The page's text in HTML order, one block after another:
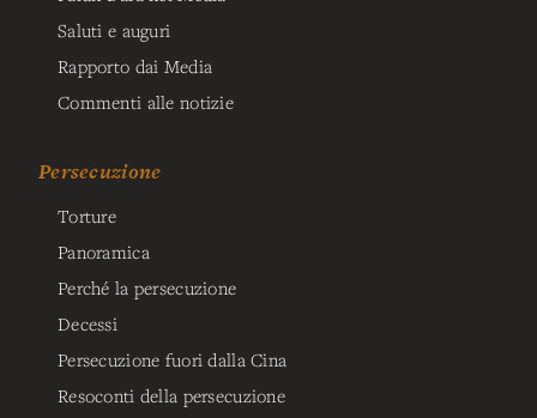
Saluti e auguri
Rapporto dai Media
Commenti alle notizie
Persecuzione
Torture
Panoramica
Perché la persecuzione
Decessi
Persecuzione fuori dalla Cina
Resoconti della persecuzione